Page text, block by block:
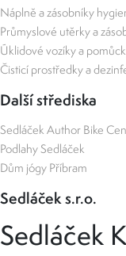
Náplně a zásobníky
Průmyslové utěrky a
Úklidové vozíky a
Čisticí prostředky a
Další střediska
Sedláček Author Bike
Podlahy Sedláček
Dům jógy Příbram
Sedláček s.r.o.
Sedláček